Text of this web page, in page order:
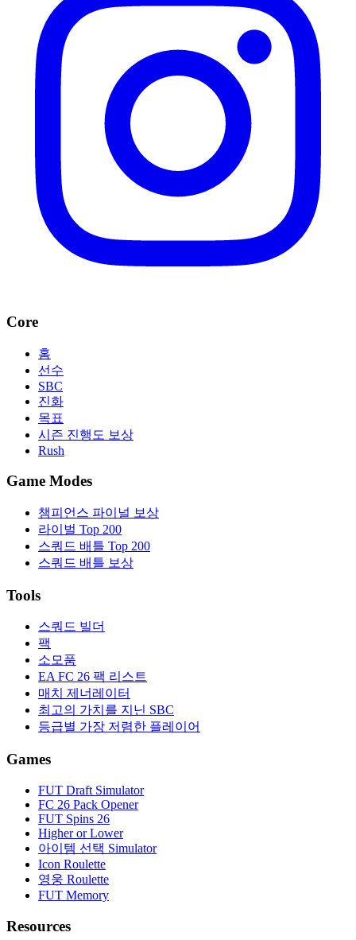
Core
홈
선수
SBC
진화
목표
시즌 진행도 보상
Rush
Game Modes
챔피언스 파이널 보상
라이벌 Top 200
스쿼드 배틀 Top 200
스쿼드 배틀 보상
Tools
스쿼드 빌더
팩
소모품
EA FC 26 팩 리스트
매치 제너레이터
최고의 가치를 지닌 SBC
등급별 가장 저렴한 플레이어
Games
FUT Draft Simulator
FC 26 Pack Opener
FUT Spins 26
Higher or Lower
아이템 선택 Simulator
Icon Roulette
영웅 Roulette
FUT Memory
Resources